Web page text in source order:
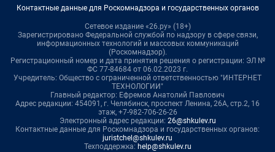
Контактные данные для Роскомнадзора и государственных органов
Сетевое издание «26.ру» (18+)
Зарегистрировано Федеральной службой по надзору в сфере связи,
информационных технологий и массовых коммуникаций
(Роскомнадзор).
Регистрационный номер и дата принятия решения о регистрации: ЭЛ №
ФС 77-84684 от 06.02.2023 г.
Учредитель: Общество с ограниченной ответственностью "ИНТЕРНЕТ
ТЕХНОЛОГИИ"
Главный редактор: Ефремов Анатолий Павлович
Адрес редакции: 454091, г. Челябинск, проспект Ленина, 26А, стр.2, 16
этаж, +7-982-706-26-26
Электронный адрес редакции: 26@shkulev.ru
Контактные данные для Роскомнадзора и государственных органов:
juristchel@shkulev.ru
Техподдержка: help@shkulev.ru